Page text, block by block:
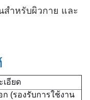
ำหรับผิวกาย และ
เอียด
(รองรับการใช้งาน